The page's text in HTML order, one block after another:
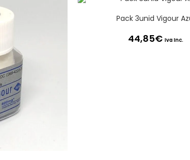
Pack 3unid Vigour
44,85€ Iva Inc.